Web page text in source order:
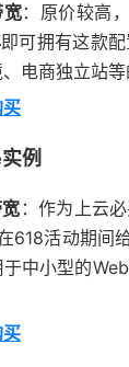
：原价较高
即可拥有这款
电商独立站等
例
：作为上云
618活动期间
中小型的